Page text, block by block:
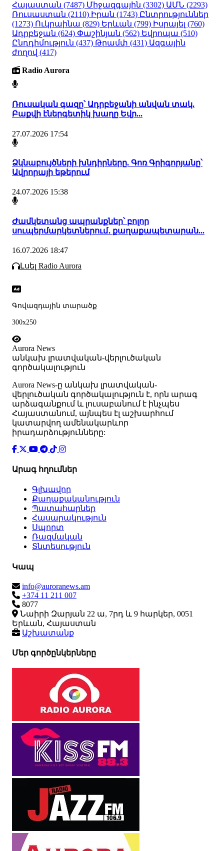
Հայաստան (7487) Միջազգային (3302) ԱՄՆ (2293)
Ռուսաստան (2110) Իրան (1743) Ընտրություններ
(1273) Ուկրաինա (829) Երևան (799) Իսրայել (760)
Ադրբեջան (624) Փաշինյան (562) Եվրոպա (510)
Ընդդիմություն (437) Թրամփ (431) Ազգային
ժողով (417)
Radio Aurora
Ռուսական գազը՝ Ադրբեջանի անվան տակ.
Բաքվի էներգետիկ խաղը Եվր...
27.07.2026 17:54
Ձկնաբույծների խնդիրները. Գոռ Գրիգորյանը՝
Ավրորայի եթերում
24.07.2026 15:38
Ժամկետանց ապրանքներ՝ բոլոր
սուպերմարկետներում․ քաղաքապետարան...
16.07.2026 18:47
Լսել Radio Aurora
Գովազդային տարածք
300x250
Aurora News
անկախ լրատվական-վերլուծական
գործակալություն
Аurora News-ը անկախ լրատվական-
վերլուծական գործակալություն է, որն արագ
արձագանքում և լուսաբանում է ինչպես
Հայաստանում, այնպես էլ աշխարհում
կատարվող ամենակարևոր
իրադարձությունները:
Արագ հղումներ
Գլխավոր
Քաղաքականություն
Պատահարներ
Հասարակություն
Սպորտ
Ռազմական
Տնտեսություն
Կապ
info@auroranews.am
+374 11 211 007
8077
Նաիրի Զարյան 22 ա, 7րդ և 9 հարկեր, 0051
Երևան, Հայաստան
Աշխատանք
Մեր գործընկերները